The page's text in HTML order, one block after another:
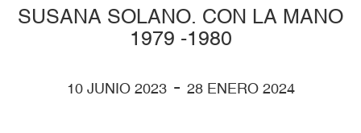
SUSANA SOLANO. CON LA MANO
1979 -1980
10 JUNIO 2023- 28 ENERO 2024